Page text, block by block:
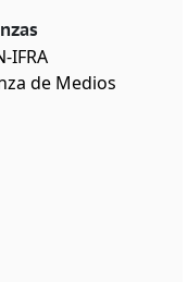
IFRA
de Medios